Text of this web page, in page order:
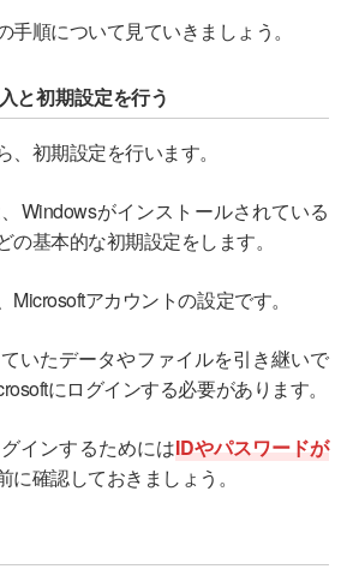
順について見ていきましょう。
と初期設定を行う
初期設定を行います。
Windowsがインストールされている
の基本的な初期設定をします。
アカウントの設定です。
いたデータやファイルを引き継いで
にログインする必要があります。
インするためにはIDやパスワードが
に確認しておきましょう。